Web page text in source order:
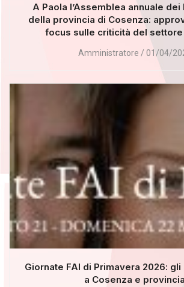
A Paola l’Assemblea annuale
della provincia di Cosenza:
focus sulle criticità del
Amministratore 01/04/
Giornate FAI di Primavera 2026:
a Cosenza e provincia